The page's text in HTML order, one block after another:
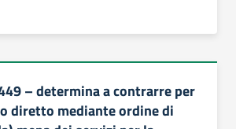
– determina a contrarre per
diretto mediante ordine di